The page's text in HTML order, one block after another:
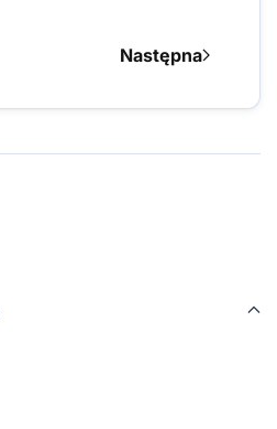
Następna